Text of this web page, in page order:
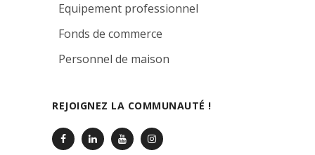
Equipement professionnel
Fonds de commerce
Personnel de maison
REJOIGNEZ LA COMMUNAUTÉ !